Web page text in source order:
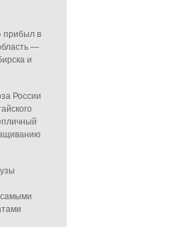
прибыл в
—
и
России
самыми